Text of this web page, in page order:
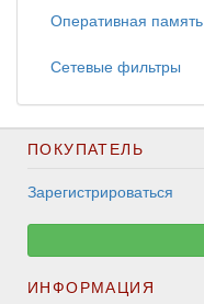
Оперативная память
Сетевые фильтры
ПОКУПАТЕЛЬ
Зарегистрироваться
ИНФОРМАЦИЯ